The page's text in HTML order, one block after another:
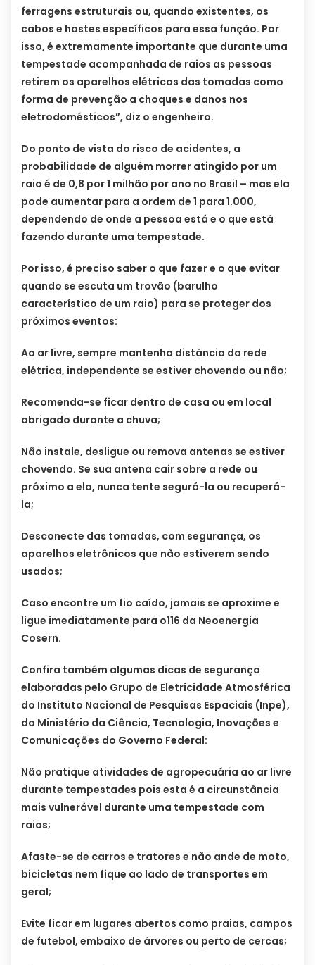
ferragens estruturais ou, quando existentes, os
cabos e hastes específicos para essa função. Por
isso, é extremamente importante que durante uma
tempestade acompanhada de raios as pessoas
retirem os aparelhos elétricos das tomadas como
forma de prevenção a choques e danos nos
eletrodomésticos”, diz o engenheiro.
Do ponto de vista do risco de acidentes, a
probabilidade de alguém morrer atingido por um
raio é de 0,8 por 1 milhão por ano no Brasil – mas ela
pode aumentar para a ordem de 1 para 1.000,
dependendo de onde a pessoa está e o que está
fazendo durante uma tempestade.
Por isso, é preciso saber o que fazer e o que evitar
quando se escuta um trovão (barulho
característico de um raio) para se proteger dos
próximos eventos:
Ao ar livre, sempre mantenha distância da rede
elétrica, independente se estiver chovendo ou não;
Recomenda-se ficar dentro de casa ou em local
abrigado durante a chuva;
Não instale, desligue ou remova antenas se estiver
chovendo. Se sua antena cair sobre a rede ou
próximo a ela, nunca tente segurá-la ou recuperá-
la;
Desconecte das tomadas, com segurança, os
aparelhos eletrônicos que não estiverem sendo
usados;
Caso encontre um fio caído, jamais se aproxime e
ligue imediatamente para o116 da Neoenergia
Cosern.
Confira também algumas dicas de segurança
elaboradas pelo Grupo de Eletricidade Atmosférica
do Instituto Nacional de Pesquisas Espaciais (Inpe),
do Ministério da Ciência, Tecnologia, Inovações e
Comunicações do Governo Federal:
Não pratique atividades de agropecuária ao ar livre
durante tempestades pois esta é a circunstância
mais vulnerável durante uma tempestade com
raios;
Afaste-se de carros e tratores e não ande de moto,
bicicletas nem fique ao lado de transportes em
geral;
Evite ficar em lugares abertos como praias, campos
de futebol, embaixo de árvores ou perto de cercas;